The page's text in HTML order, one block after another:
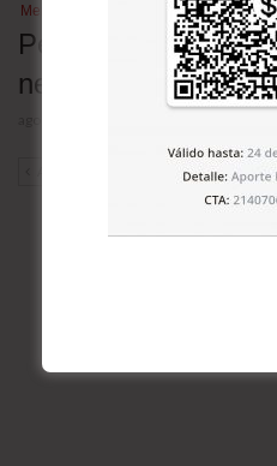
Mercados
Petróleo cae tras
negociación con